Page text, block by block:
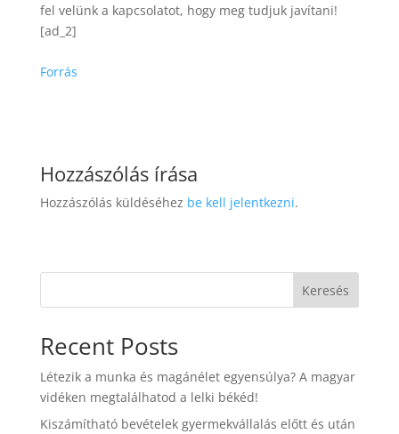
fel velünk a kapcsolatot, hogy meg tudjuk javítani!
[ad_2]
Forrás
Hozzászólás írása
Hozzászólás küldéséhez be kell jelentkezni.
Keresés
Recent Posts
Létezik a munka és magánélet egyensúlya? A magyar
vidéken megtalálhatod a lelki békéd!
Kiszámítható bevételek gyermekvállalás előtt és után